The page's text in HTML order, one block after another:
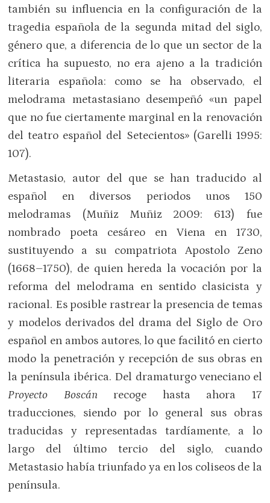
también su influencia en la configuración de la
tragedia española de la segunda mitad del siglo,
género que, a diferencia de lo que un sector de la
crítica ha supuesto, no era ajeno a la tradición
literaria española: como se ha observado, el
melodrama metastasiano desempeñó «un papel
que no fue ciertamente marginal en la renovación
del teatro español del Setecientos» (Garelli 1995:
107).
Metastasio, autor del que se han traducido al
español en diversos periodos unos 150
melodramas (Muñiz Muñiz 2009: 613) fue
nombrado poeta cesáreo en Viena en 1730,
sustituyendo a su compatriota Apostolo Zeno
(1668–1750), de quien hereda la vocación por la
reforma del melodrama en sentido clasicista y
racional. Es posible rastrear la presencia de temas
y modelos derivados del drama del Siglo de Oro
español en ambos autores, lo que facilitó en cierto
modo la penetración y recepción de sus obras en
la península ibérica. Del dramaturgo veneciano el
Proyecto Boscán recoge hasta ahora 17
traducciones, siendo por lo general sus obras
traducidas y representadas tardíamente, a lo
largo del último tercio del siglo, cuando
Metastasio había triunfado ya en los coliseos de la
península.